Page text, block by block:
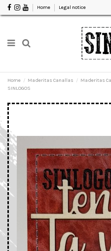
Home Legal notice
Home Maderitas Canallas
Maderitas
SINLOGOS